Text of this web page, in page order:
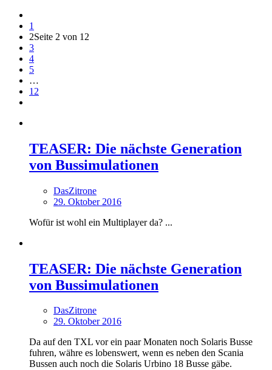
1
2Seite 2 von 12
3
4
5
…
12
TEASER: Die nächste Generation
von Bussimulationen
DasZitrone
29. Oktober 2016
Wofür ist wohl ein Multiplayer da? ...
TEASER: Die nächste Generation
von Bussimulationen
DasZitrone
29. Oktober 2016
Da auf den TXL vor ein paar Monaten noch Solaris Busse
fuhren, währe es lobenswert, wenn es neben den Scania
Bussen auch noch die Solaris Urbino 18 Busse gäbe.